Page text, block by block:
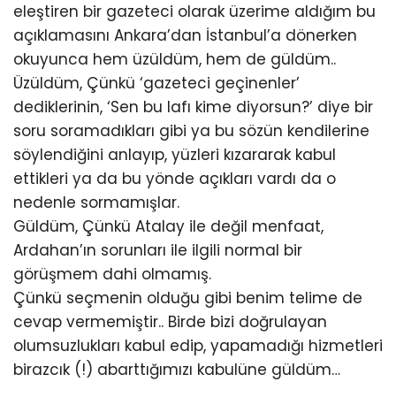
eleştiren bir gazeteci olarak üzerime aldığım bu
açıklamasını Ankara’dan İstanbul’a dönerken
okuyunca hem üzüldüm, hem de güldüm..
Üzüldüm, Çünkü ‘gazeteci geçinenler’
dediklerinin, ‘Sen bu lafı kime diyorsun?’ diye bir
soru soramadıkları gibi ya bu sözün kendilerine
söylendiğini anlayıp, yüzleri kızararak kabul
ettikleri ya da bu yönde açıkları vardı da o
nedenle sormamışlar.
Güldüm, Çünkü Atalay ile değil menfaat,
Ardahan’ın sorunları ile ilgili normal bir
görüşmem dahi olmamış.
Çünkü seçmenin olduğu gibi benim telime de
cevap vermemiştir.. Birde bizi doğrulayan
olumsuzlukları kabul edip, yapamadığı hizmetleri
birazcık (!) abarttığımızı kabulüne güldüm…